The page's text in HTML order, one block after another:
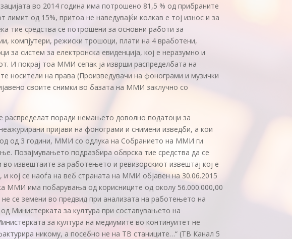
во 2014 година имa потрошено 81,5 % од прибраните
од 15%, притоа не наведувајќи колкав е тој износ и за
тие средства се потрошени за основни работи за
компјутери, режиски трошоци, плати на 4 вработени,
систем за електронска евиденција, кој е неразумно и
И покрај тоа ММИ сепак ја изврши распределбата на
носители на права (Произведувачи на фонограми и музички
своите снимки во базата на ММИ заклучно со
поради немањето доволно податоци за
пријави на фонограми и снимени изведби, а кои
од 3 години, ММИ со одлука на Собранието на ММИ ги
Позајмувањето подразбира обврска тие средства да се
извештаите за работењето и ревизорскиот извештај кој е
и кој се наоѓа на веб страната на ММИ објавен на 30.06.2015
ММИ има побарувања од корисниците од околу 56.000.000,00
се земени во предвид при анализата на работењето на
Министерката за култура при составувањето на
за култура на медиумите во континуитет не
никому, а посебно не на ТВ станиците…“ (ТВ Канал 5